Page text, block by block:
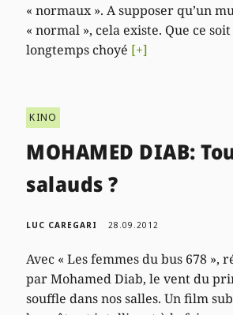
« normaux ». A supposer qu’un
« normal », cela existe. Que ce
longtemps choyé [+]
KINO
MOHAMED DIAB:
salauds ?
LUC CAREGARI 28.09.2012
Avec « Les femmes du bus 678 »,
par Mohamed Diab, le vent du
souffle dans nos salles. Un film